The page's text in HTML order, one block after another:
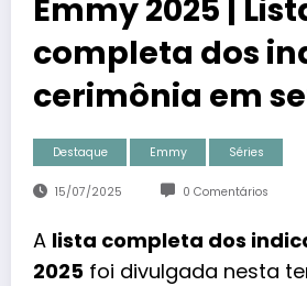
Emmy 2025 |
completa dos
cerimônia em
Destaque Emmy Séries
15/07/2025 0 Comentários
A lista completa dos
2025 foi divulgada nesta